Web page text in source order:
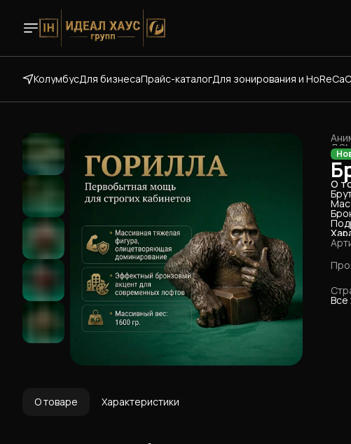
КолумбусДля бизнесаПрайс-каталогДля зонирования и HoReCa
О
Все
О товаре Характеристики